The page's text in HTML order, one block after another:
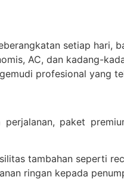
setiap hari,
AC, dan kadang-
profesional yang
paket
tambahan seperti
ringan kepada